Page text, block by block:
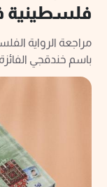
فلسطينية
مراجعة الرواية
باسم خندقجي الفائزة